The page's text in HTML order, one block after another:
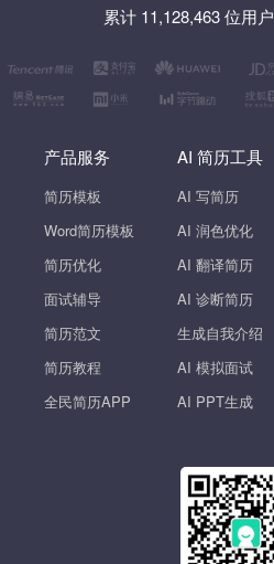
累计 11,128,463 位用
产品服务
简历模板
Word简历模板
简历优化
面试辅导
简历范文
简历教程
全民简历APP
AI 简历工具
AI 写简历
AI 润色优化
AI 翻译简历
AI 诊断简历
生成自我介绍
AI 模拟面试
AI PPT生成